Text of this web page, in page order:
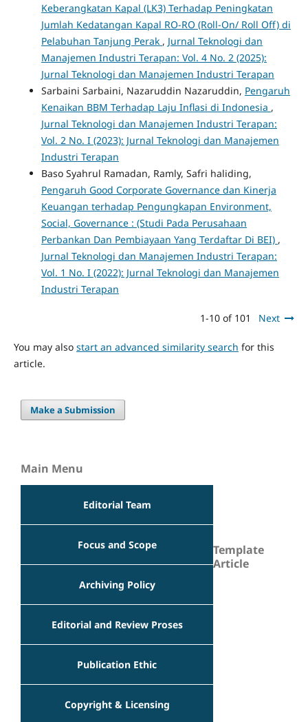
Keberangkatan Kapal (LK3) Terhadap Peningkatan
Jumlah Kedatangan Kapal RO-RO (Roll-On/ Roll Off) di
Pelabuhan Tanjung Perak , Jurnal Teknologi dan
Manajemen Industri Terapan: Vol. 4 No. 2 (2025):
Jurnal Teknologi dan Manajemen Industri Terapan
Sarbaini Sarbaini, Nazaruddin Nazaruddin, Pengaruh
Kenaikan BBM Terhadap Laju Inflasi di Indonesia ,
Jurnal Teknologi dan Manajemen Industri Terapan:
Vol. 2 No. I (2023): Jurnal Teknologi dan Manajemen
Industri Terapan
Baso Syahrul Ramadan, Ramly, Safri haliding,
Pengaruh Good Corporate Governance dan Kinerja
Keuangan terhadap Pengungkapan Environment,
Social, Governance : (Studi Pada Perusahaan
Perbankan Dan Pembiayaan Yang Terdaftar Di BEI) ,
Jurnal Teknologi dan Manajemen Industri Terapan:
Vol. 1 No. I (2022): Jurnal Teknologi dan Manajemen
Industri Terapan
1-10 of 101 Next
You may also start an advanced similarity search for this
article.
Make a Submission
Main Menu
Editorial Team
Focus and Scope
Archiving Policy
Editorial and Review Proses
Publication Ethic
Copyright & Licensing
Template
Article